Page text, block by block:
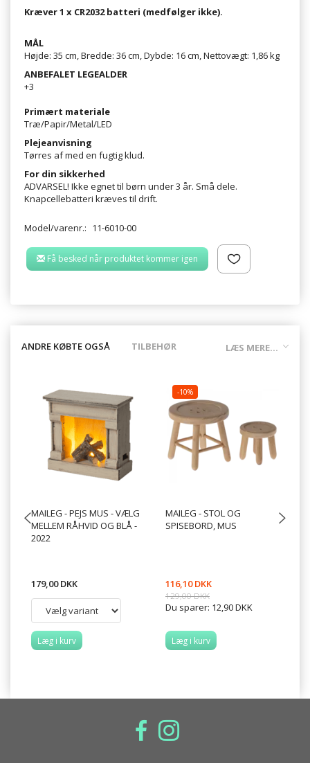
Kræver 1 x CR2032 batteri (medfølger ikke).
MÅL
Højde: 35 cm, Bredde: 36 cm, Dybde: 16 cm, Nettovægt: 1,86 kg
ANBEFALET LEGEALDER
+3
Primært materiale
Træ/Papir/Metal/LED
Plejeanvisning
Tørres af med en fugtig klud.
For din sikkerhed
ADVARSEL! Ikke egnet til børn under 3 år. Små dele.
Knapcellebatteri kræves til drift.
Model/varenr.: 11-6010-00
Få besked når produktet kommer igen
LÆS MERE...
ANDRE KØBTE OGSÅ TILBEHØR
MAILEG - PEJS MUS - VÆLG
MELLEM RÅHVID OG BLÅ -
2022
179,00 DKK
Læg i kurv
-10%
MAILEG - STOL OG
SPISEBORD, MUS
116,10 DKK
129,00 DKK
Du sparer: 12,90 DKK
Læg i kurv